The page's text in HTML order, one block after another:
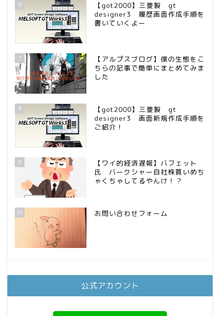
6
【got2000】三菱製 gt
designer3 履歴画面作成手順を
書いていくよー
7
【アルプスブログ】僕の生態をこ
ちらの記事で簡単にまとめてみま
した
8
【got2000】三菱製 gt
designer3 画面新規作成手順を
ご紹介！
9
【ワイ的経済遅報】バフェット
氏 バークシャー自社株買いめち
ゃくちゃしてるやんけ！？
10 お問い合わせフォーム
公式アカウント